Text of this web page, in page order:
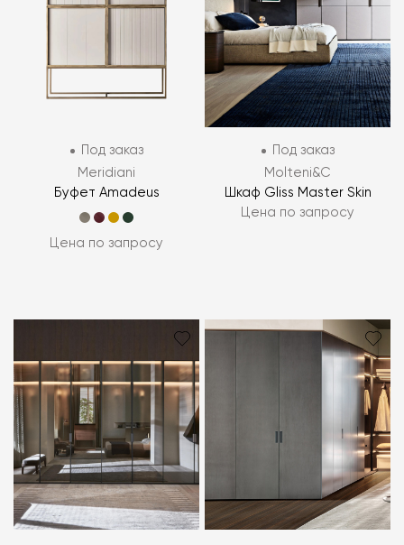
Под заказ
Meridiani
Буфет Amadeus
Цена по запросу
Под заказ
Molteni&C
Шкаф Gliss Master Skin
Цена по запросу